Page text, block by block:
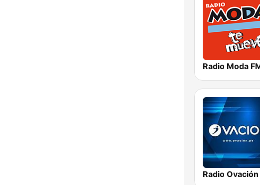
Radio Ovación